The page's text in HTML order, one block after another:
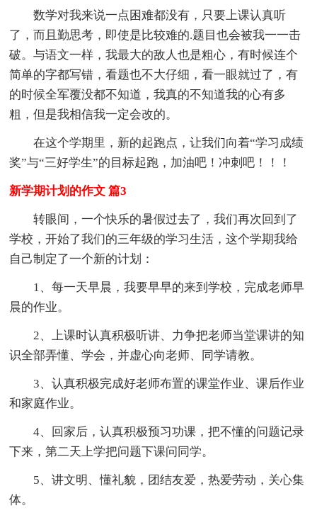
数学对我来说一点困难都没有，只要上课认真听
了，而且勤思考，即使是比较难的.题目也会被我一一击
破。与语文一样，我最大的敌人也是粗心，有时候连个
简单的字都写错，看题也不大仔细，看一眼就过了，有
的时候全军覆没都不知道，我真的不知道我的心有多
粗，但是我相信我一定会改的。
在这个学期里，新的起跑点，让我们向着“学习成绩
奖”与“三好学生”的目标起跑，加油吧！冲刺吧！！！
新学期计划的作文 篇3
转眼间，一个快乐的暑假过去了，我们再次回到了
学校，开始了我们的三年级的学习生活，这个学期我给
自己制定了一个新的计划：
1、每一天早晨，我要早早的来到学校，完成老师早
晨的作业。
2、上课时认真积极听讲、力争把老师当堂课讲的知
识全部弄懂、学会，并虚心向老师、同学请教。
3、认真积极完成好老师布置的课堂作业、课后作业
和家庭作业。
4、回家后，认真积极预习功课，把不懂的问题记录
下来，第二天上学把问题下课问同学。
5、讲文明、懂礼貌，团结友爱，热爱劳动，关心集
体。